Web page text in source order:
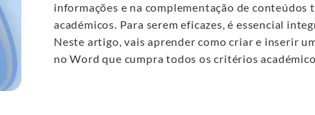
informações e na complementação de conteúdos
académicos. Para serem eficazes, é essencial
Neste artigo, vais aprender como criar e inserir
no Word que cumpra todos os critérios